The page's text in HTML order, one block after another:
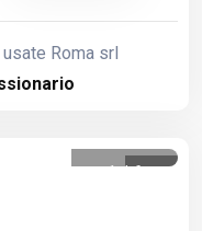
Roma srl
1 /6